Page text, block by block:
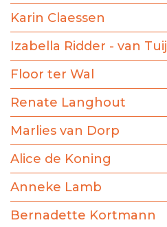
Karin Claessen
Izabella Ridder - van Tuijl
Floor ter Wal
Renate Langhout
Marlies van Dorp
Alice de Koning
Anneke Lamb
Bernadette Kortmann